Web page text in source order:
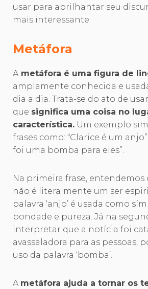
usar para abrilhantar seu
mais interessante.
Metáfora
A metáfora é uma figura de
amplamente conhecida e
dia a dia. Trata-se do ato de
que significa uma coisa no
característica. Um exemplo
frases como: “Clarice é um
foi uma bomba para eles”.
Na primeira frase, entendemos
não é literalmente um ser
palavra ‘anjo’ é usada como
bondade e pureza. Já na
interpretar que a notícia foi
avassaladora para as pessoas,
uso da palavra ‘bomba’.
A metáfora ajuda a tornar os